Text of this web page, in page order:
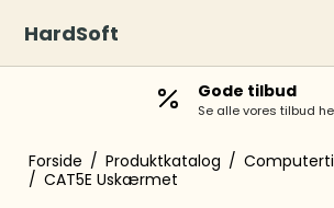
HardSoft
Gode tilbud
Se alle vores tilbud
Forside / Produktkatalog /
/ CAT5E Uskærmet